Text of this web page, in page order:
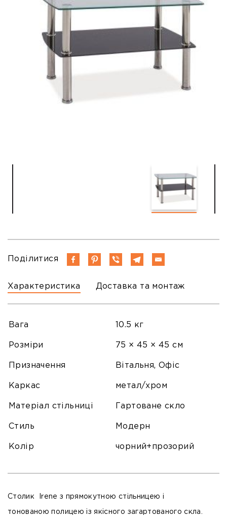
Характеристика Доставка та монтаж
Поділитися
Вага 10.5 кг
Розміри 75 × 45 × 45 см
Призначення Вітальня, Офіс
Каркас метал/хром
Матеріал стільниці Гартоване скло
Стиль Модерн
Колір чорний+прозорий
Столик Irene з прямокутною стільницею і
тонованою полицею із якісного загартованого скла